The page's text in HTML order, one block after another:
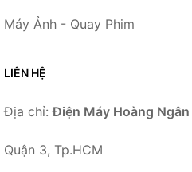
Máy Ảnh - Quay Phim
LIÊN HỆ
Địa chỉ:Điện Máy Hoàng Ngân
Quận 3, Tp.HCM